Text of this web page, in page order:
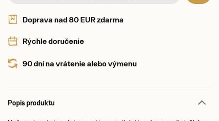
Doprava nad 80 EUR zdarma
Rýchle doručenie
90 dní na vrátenie alebo výmenu
Popis produktu